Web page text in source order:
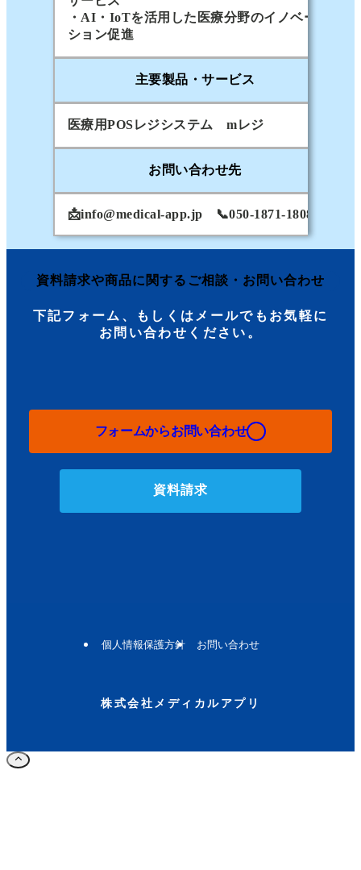
・AI・IoTを活用した医療分野のイノベー
ション促進
主要製品・サービス
医療用POSレジシステム mレジ
お問い合わせ先
📩info@medical-app.jp 📞050-1871-1808
資料請求や商品に関するご相談・お問い合わせ
下記フォーム、もしくはメールでもお気軽に
お問い合わせください。
フォーム⁨⁩からお問い合わせ
資料請求
個人情報保護方針 お問い合わせ
株式会社メディカルアプリ